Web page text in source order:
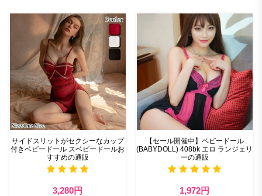
サイドスリットがセクシーなカップ
付きベビードール スベビードールお
すすめの通販
3,280円
【セール開催中】ベビードール
(BABYDOLL) 408bk エロ ランジェリ
ーの通販
1,972円